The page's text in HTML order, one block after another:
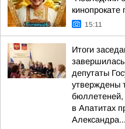
кинопрокате
15:11
Итоги
депутаты
утверждены
бюллетеней,
в Апатитах
Александра...